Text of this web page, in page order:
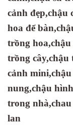
cảnh đẹp,chậu
hoa để bàn
trồng hoa
trồng cây,chậu
cảnh mini
nung,chậu
trong nhà
lan